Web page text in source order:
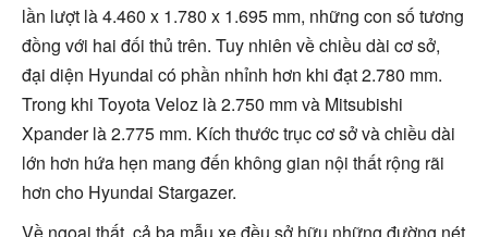
lần lượt là 4.460 x 1.780 x 1.695 mm, những con số tương
đồng với hai đối thủ trên. Tuy nhiên về chiều dài cơ sở,
đại diện Hyundai có phần nhỉnh hơn khi đạt 2.780 mm.
Trong khi Toyota Veloz là 2.750 mm và Mitsubishi
Xpander là 2.775 mm. Kích thước trục cơ sở và chiều dài
lớn hơn hứa hẹn mang đến không gian nội thất rộng rãi
hơn cho Hyundai Stargazer.
Về ngoại thất, cả ba mẫu xe đều sở hữu những đường nét